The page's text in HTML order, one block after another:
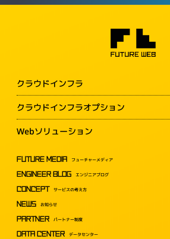
クラウドインフラ
クラウドインフラオプション
Webソリューション
FUTURE MEDIA フューチャーメディア
ENGINEER BLOG エンジニアブログ
CONCEPT サービスの考え方
NEWS お知らせ
PARTNER パートナー制度
DATA CENTER データセンター